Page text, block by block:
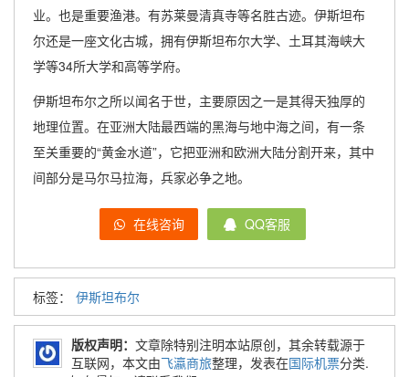
业。也是重要渔港。有苏莱曼清真寺等名胜古迹。伊斯坦布
尔还是一座文化古城，拥有伊斯坦布尔大学、土耳其海峡大
学等34所大学和高等学府。
伊斯坦布尔之所以闻名于世，主要原因之一是其得天独厚的
地理位置。在亚洲大陆最西端的黑海与地中海之间，有一条
至关重要的“黄金水道”，它把亚洲和欧洲大陆分割开来，其中
间部分是马尔马拉海，兵家必争之地。
在线咨询 QQ客服
标签： 伊斯坦布尔
版权声明： 文章除特别注明本站原创，其余转载源于
互联网，本文由飞瀛商旅整理，发表在国际机票分类.